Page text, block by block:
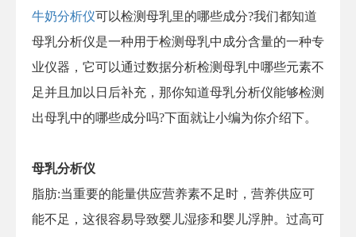
牛奶分析仪可以检测母乳里的哪些成分?我们都知道
母乳分析仪是一种用于检测母乳中成分含量的一种专
业仪器，它可以通过数据分析检测母乳中哪些元素不
足并且加以日后补充，那你知道母乳分析仪能够检测
出母乳中的哪些成分吗?下面就让小编为你介绍下。
母乳分析仪
脂肪:当重要的能量供应营养素不足时，营养供应可
能不足，这很容易导致婴儿湿疹和婴儿浮肿。过高可